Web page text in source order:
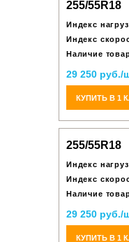
255/55R18
Индекс
Индекс
Наличие
29 250 руб./
КУПИТЬ В 1
255/55R18
Индекс
Индекс
Наличие
29 250 руб./
КУПИТЬ В 1